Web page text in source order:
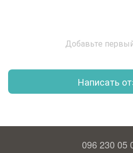
Добавьте
Написать
096 230 05